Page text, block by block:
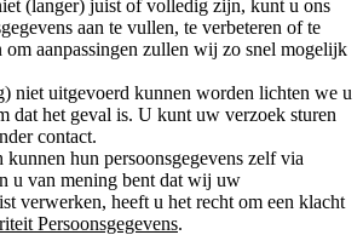
(langer) juist of volledig zijn, kunt u ons
aan te vullen, te verbeteren of te
aanpassingen zullen wij zo snel mogelijk
niet uitgevoerd kunnen worden lichten we u
dat het geval is. U kunt uw verzoek sturen
contact.
hun persoonsgegevens zelf via
u van mening bent dat wij uw
verwerken, heeft u het recht om een klacht
Persoonsgegevens.